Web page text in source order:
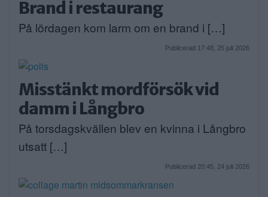
Brand i restaurang
På lördagen kom larm om en brand i […]
Publicerad 17:48, 25 juli 2026
Misstänkt mordförsök vid
damm i Långbro
På torsdagskvällen blev en kvinna i Långbro
utsatt […]
Publicerad 20:45, 24 juli 2026